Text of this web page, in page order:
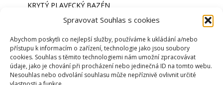
Spravovat Souhlas s cookies
Abychom poskytli co nejlepší služby, používáme k ukládání a/nebo
přístupu k informacím o zařízení, technologie jako jsou soubory
cookies. Souhlas s těmito technologiemi nám umožní zpracovávat
údaje, jako je chování při procházení nebo jedinečná ID na tomto webu.
Nesouhlas nebo odvolání souhlasu může nepříznivě ovlivnit určité
KRYTÝ PLAVECKÝ BAZÉN
SKI AREÁL PEKLÁK A BIKEPARK
ZIMNÍ STADION NA SKALCE
RYCHLÁ NAVIGACE
EKO BI S.R.O.
SEMANÍNSKÁ 2050
560 02 ČESKÁ TŘEBOVÁ